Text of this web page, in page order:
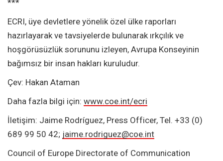
***
ECRI, üye devletlere yönelik özel ülke raporları
hazırlayarak ve tavsiyelerde bulunarak ırkçılık ve
hoşgörüsüzlük sorununu izleyen, Avrupa Konseyinin
bağımsız bir insan hakları kuruludur.
Çev: Hakan Ataman
Daha fazla bilgi için: www.coe.int/ecri
İletişim: Jaime Rodríguez, Press Officer, Tel. +33 (0)
689 99 50 42; jaime.rodriguez@coe.int
Council of Europe Directorate of Communication